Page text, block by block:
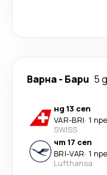
Варна- Бари 5
нд 13 сеп
VAR-BRI· 1
SWISS
чт 17 сеп
BRI-VAR· 1
Lufthansa